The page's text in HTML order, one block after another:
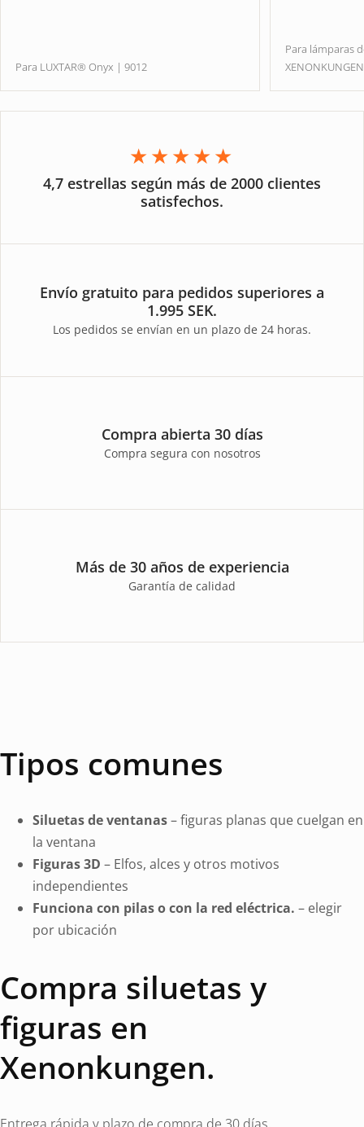
Para LUXTAR® Onyx | 9012
Para lámparas
★★★★★
4,7 estrellas según más de 2000 clientes
satisfechos.
Envío gratuito para pedidos superiores a
1.995 SEK.
Los pedidos se envían en un plazo de 24 horas.
Compra abierta 30 días
Compra segura con nosotros
Más de 30 años de experiencia
Garantía de calidad
Tipos comunes
Siluetas de ventanas– figuras planas que cuelgan en
la ventana
Figuras 3D – Elfos, alces y otros motivos
independientes
Funciona con pilas o con la red eléctrica. – elegir
por ubicación
Compra siluetas y
figuras en
Xenonkungen.